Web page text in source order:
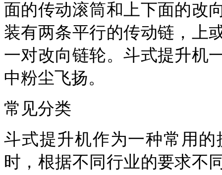
面的传动滚筒和上下面的改
装有两条平行的传动链，上
一对改向链轮。斗式提升机
中粉尘飞扬。
常见分类
斗式提升机作为一种常用
时，根据不同行业的要求不